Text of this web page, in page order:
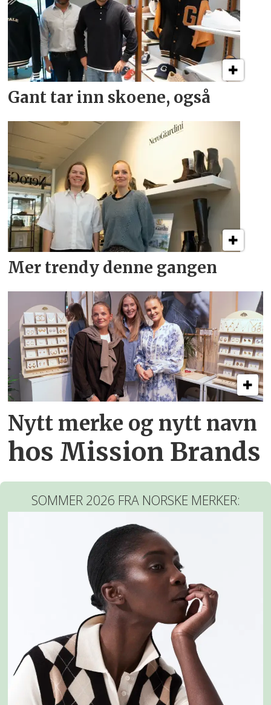
Gant tar inn skoene, også
Mer trendy denne gangen
Nytt merke og nytt navn
hos Mission Brands
SOMMER 2026 FRA NORSKE MERKER: